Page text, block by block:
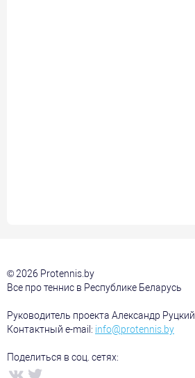
© 2026 Protennis.by
Все про теннис в Республике Беларусь
Руководитель проекта Александр Руцкий
Контактный e-mail: info@protennis.by
Поделиться в соц. сетях: